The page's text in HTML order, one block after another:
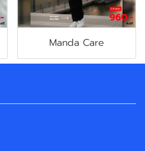
Manda Care